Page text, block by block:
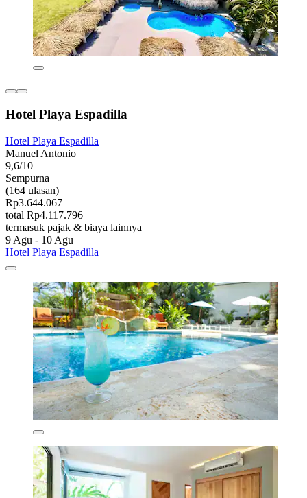
Hotel Playa Espadilla
Hotel Playa Espadilla
Manuel Antonio
9,6/10
Sempurna
(164 ulasan)
Rp3.644.067
total Rp4.117.796
termasuk pajak & biaya lainnya
9 Agu - 10 Agu
Hotel Playa Espadilla